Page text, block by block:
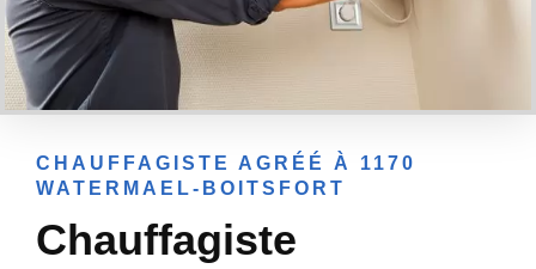
CHAUFFAGISTE AGRÉÉ À 1170
WATERMAEL-BOITSFORT
Chauffagiste